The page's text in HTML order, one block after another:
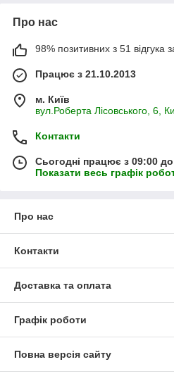
Про нас
98% позитивних з 51 відгука
Працює з 21.10.2013
м. Київ
вул.Роберта Лісовського, 6,
Контакти
Сьогодні працює з 09:00
Показати весь графік
Про нас
Контакти
Доставка та оплата
Графік роботи
Повна версія сайту